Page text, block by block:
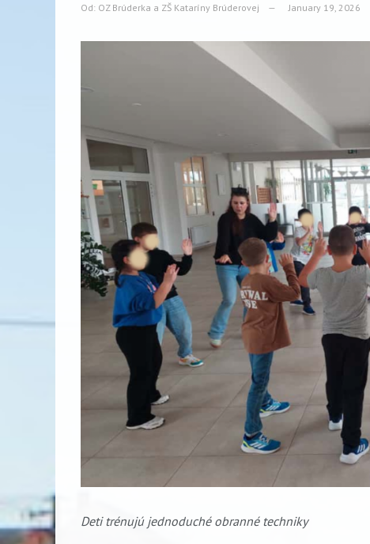
Od: OZ Brúderka a ZŠ Kataríny Brúderovej January 19, 2026
Deti trénujú jednoduché obranné techniky